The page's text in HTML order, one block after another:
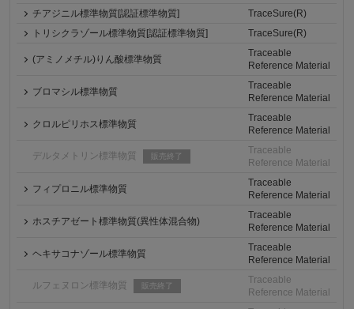
チアジニル標準物質[認証標準物質]
TraceSure(R)
トリシクラゾール標準物質[認証標準物質]
TraceSure(R)
(アミノメチル)りん酸標準物質
Traceable
Reference Material
ブロマシル標準物質
Traceable
Reference Material
クロルピリホス標準物質
Traceable
Reference Material
デルタメトリン標準物質 販売終了
Traceable
Reference Material
フィプロニル標準物質
Traceable
Reference Material
ホスチアゼート標準物質(異性体混合物)
Traceable
Reference Material
ヘキサコナゾール標準物質
Traceable
Reference Material
ルフェヌロン標準物質 販売終了
Traceable
Reference Material